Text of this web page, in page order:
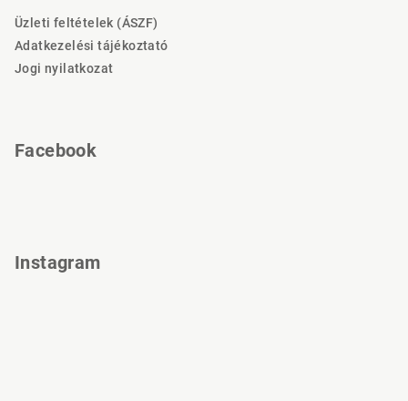
Üzleti feltételek (ÁSZF)
Adatkezelési tájékoztató
Jogi nyilatkozat
Facebook
Instagram